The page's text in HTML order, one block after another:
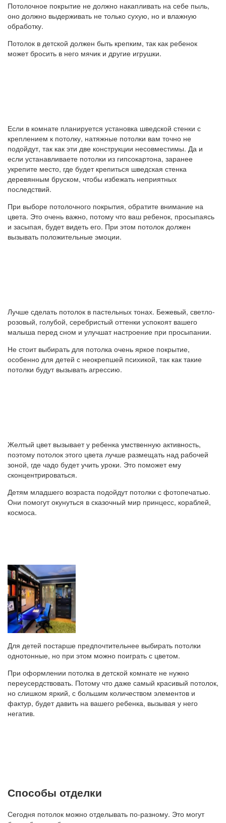
Потолочное покрытие не должно накапливать на себе пыль,
оно должно выдерживать не только сухую, но и влажную
обработку.
Потолок в детской должен быть крепким, так как ребенок
может бросить в него мячик и другие игрушки.
Если в комнате планируется установка шведской стенки с
креплением к потолку, натяжные потолки вам точно не
подойдут, так как эти две конструкции несовместимы. Да и
если устанавливаете потолки из гипсокартона, заранее
укрепите место, где будет крепиться шведская стенка
деревянным бруском, чтобы избежать неприятных
последствий.
При выборе потолочного покрытия, обратите внимание на
цвета. Это очень важно, потому что ваш ребенок, просыпаясь
и засыпая, будет видеть его. При этом потолок должен
вызывать положительные эмоции.
Лучше сделать потолок в пастельных тонах. Бежевый, светло-
розовый, голубой, серебристый оттенки успокоят вашего
малыша перед сном и улучшат настроение при просыпании.
Не стоит выбирать для потолка очень яркое покрытие,
особенно для детей с неокрепшей психикой, так как такие
потолки будут вызывать агрессию.
Желтый цвет вызывает у ребенка умственную активность,
поэтому потолок этого цвета лучше размещать над рабочей
зоной, где чадо будет учить уроки. Это поможет ему
сконцентрироваться.
Детям младшего возраста подойдут потолки с фотопечатью.
Они помогут окунуться в сказочный мир принцесс, кораблей,
космоса.
Для детей постарше предпочтительнее выбирать потолки
однотонные, но при этом можно поиграть с цветом.
При оформлении потолка в детской комнате не нужно
переусердствовать. Потому что даже самый красивый потолок,
но слишком яркий, с большим количеством элементов и
фактур, будет давить на вашего ребенка, вызывая у него
негатив.
Способы отделки
Сегодня потолок можно отделывать по-разному. Это могут